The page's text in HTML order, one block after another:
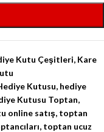
Kutu Çeşitleri, Kare
Kutusu, hediye
Kutusu Toptan,
online satış, toptan
, toptan ucuz